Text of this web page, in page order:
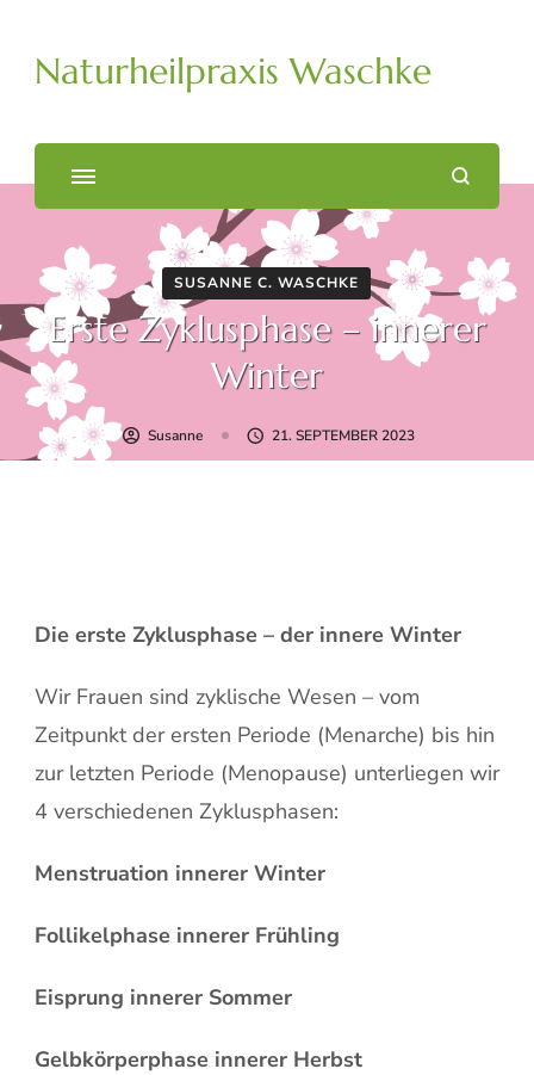
Naturheilpraxis Waschke
SUSANNE C. WASCHKE
Erste Zyklusphase – innerer
Winter
Susanne 21. SEPTEMBER 2023
Die erste Zyklusphase – der innere Winter
Wir Frauen sind zyklische Wesen – vom
Zeitpunkt der ersten Periode (Menarche) bis hin
zur letzten Periode (Menopause) unterliegen wir
4 verschiedenen Zyklusphasen:
Menstruation innerer Winter
Follikelphase innerer Frühling
Eisprung innerer Sommer
Gelbkörperphase innerer Herbst